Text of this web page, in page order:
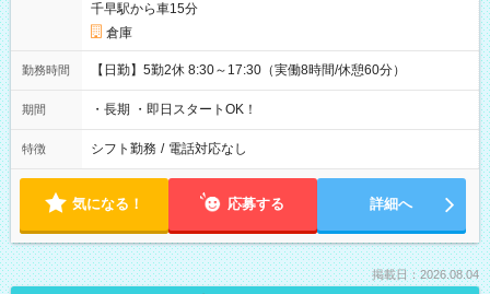
千早駅から車15分
倉庫
勤務時間 【日勤】5勤2休 8:30～17:30（実働8時間/休憩60分）
期間 ・長期 ・即日スタートOK！
特徴 シフト勤務 / 電話対応なし
気になる！ 応募する 詳細へ
掲載日：2026.08.04